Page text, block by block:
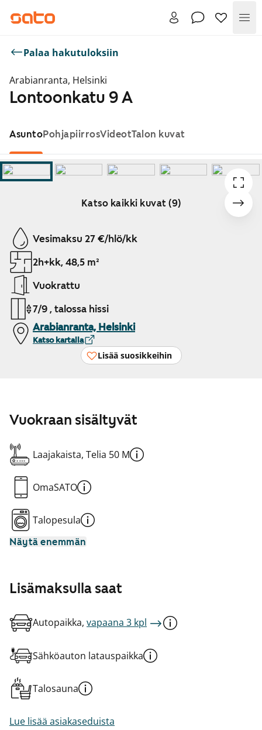
Palaa hakutuloksiin
Arabianranta, Helsinki
Lontoonkatu 9 A
AsuntoPohjapiirrosVideotTalon kuvat
Katso kaikki kuvat (9)
Näytetään dia 1 / 9
Vesimaksu 27 €/hlö/kk
2h+kk, 48,5 m²
Vuokrattu
7/9 , talossa hissi
Arabianranta, Helsinki
Katso kartalla
Lisää suosikkeihin
Vuokraan sisältyvät
Laajakaista, Telia 50 M
OmaSATO
Talopesula
Näytä enemmän
Lisämaksulla saat
Autopaikka, vapaana 3 kpl
Sähköauton latauspaikka
Talosauna
Lue lisää asiakaseduista